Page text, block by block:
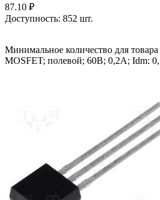
87.10 ₽
Доступность: 852 шт.
Минимальное количество для
MOSFET; полевой; 60В; 0,2А; Idm: